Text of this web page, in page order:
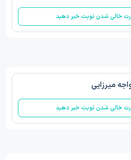
خالی شدن نوبت خبر دهید
میرزایی
خالی شدن نوبت خبر دهید